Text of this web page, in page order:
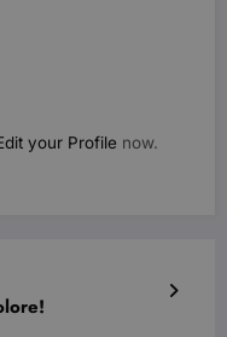
your Profile now.
Sessione